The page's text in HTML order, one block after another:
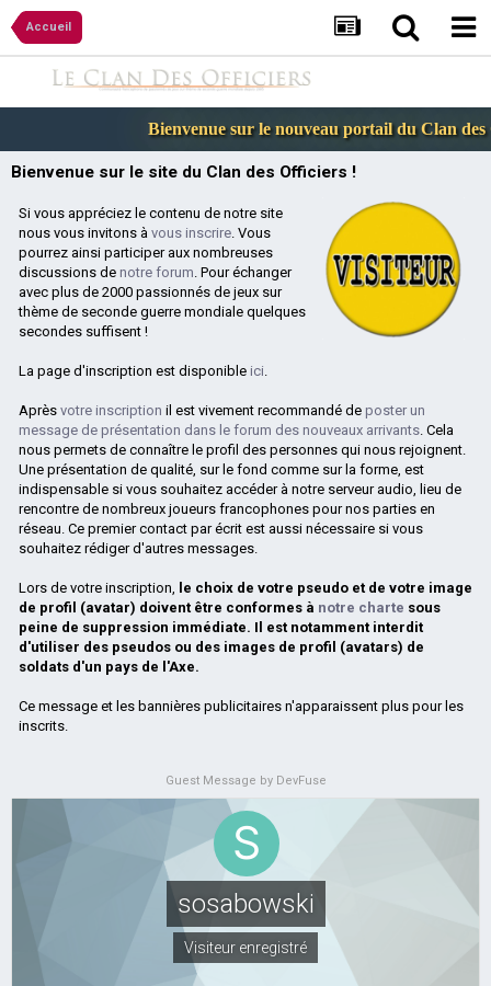
Accueil
Bienvenue sur le nouveau portail du Clan des
Bienvenue sur le site du Clan des Officiers !
Si vous appréciez le contenu de notre site
nous vous invitons à vous inscrire. Vous
pourrez ainsi participer aux nombreuses
discussions de notre forum. Pour échanger
avec plus de 2000 passionnés de jeux sur
thème de seconde guerre mondiale quelques
secondes suffisent !
La page d'inscription est disponible ici.
Après votre inscription il est vivement recommandé de poster un
message de présentation dans le forum des nouveaux arrivants. Cela
nous permets de connaître le profil des personnes qui nous rejoignent.
Une présentation de qualité, sur le fond comme sur la forme, est
indispensable si vous souhaitez accéder à notre serveur audio, lieu de
rencontre de nombreux joueurs francophones pour nos parties en
réseau. Ce premier contact par écrit est aussi nécessaire si vous
souhaitez rédiger d'autres messages.
Lors de votre inscription, le choix de votre pseudo et de votre image
de profil (avatar) doivent être conformes à notre charte sous
peine de suppression immédiate. Il est notamment interdit
d'utiliser des pseudos ou des images de profil (avatars) de
soldats d'un pays de l'Axe.
Ce message et les bannières publicitaires n'apparaissent plus pour les
inscrits.
Guest Message by DevFuse
sosabowski
Visiteur enregistré